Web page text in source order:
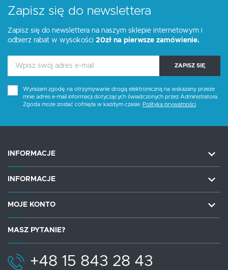
Zapisz się do newslettera
Zapisz się do newslettera na naszym sklepie internetowym i
odbierz rabat w wysokości 20zł na pierwsze zamówienie.
ZAPISZ SIĘ
Wyrażam zgodę na otrzymywanie drogą elektroniczną na wskazany przeze
mnie adres e-mail informacji dotyczących świadczonych przez Administratora.
Zgoda może zostać cofnięta w każdym czasie. Polityka prywatności
INFORMACJE
INFORMACJE
MOJE KONTO
MASZ PYTANIE?
+48 15 843 28 43